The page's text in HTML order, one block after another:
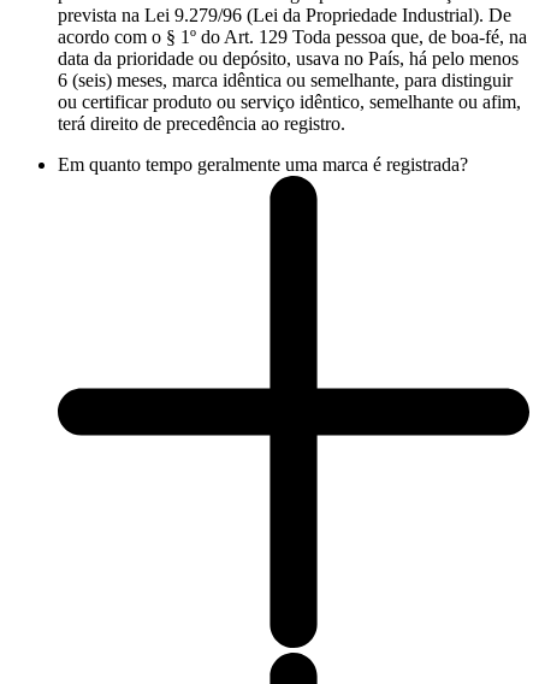
prevista na Lei 9.279/96 (Lei da Propriedade Industrial). De
acordo com o § 1º do Art. 129 Toda pessoa que, de boa-fé, na
data da prioridade ou depósito, usava no País, há pelo menos
6 (seis) meses, marca idêntica ou semelhante, para distinguir
ou certificar produto ou serviço idêntico, semelhante ou afim,
terá direito de precedência ao registro.
Em quanto tempo geralmente uma marca é registrada?